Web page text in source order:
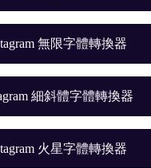
無限字體轉換器
細斜體字體轉換器
火星字體轉換器